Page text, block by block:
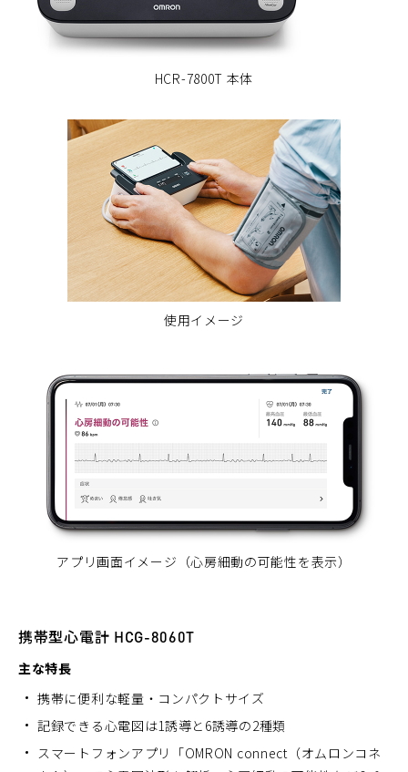
HCR-7800T 本体
使用イメージ
アプリ画面イメージ（心房細動の可能性を表示）
携帯型心電計 HCG-8060T
主な特長
携帯に便利な軽量・コンパクトサイズ
記録できる心電図は1誘導と6誘導の2種類
スマートフォンアプリ「OMRON connect（オムロンコネ